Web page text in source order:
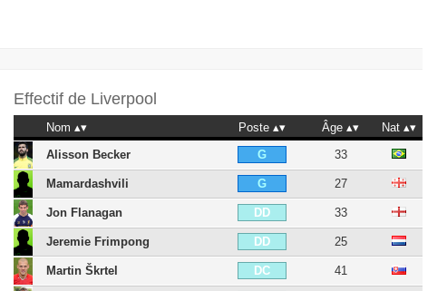
Effectif de Liverpool
Nom Poste Âge
Nat
Alisson Becker
G 33
Mamardashvili G 27
Jon Flanagan DD 33
Jeremie Frimpong DD 25
Martin Škrtel DC 41